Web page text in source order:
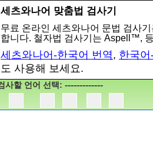
세츠와나어 맞춤법 검사기
무료 온라인 세츠와나어 문법 검사
합니다. 철자법 검사기는 Aspell™,
세츠와나어-한국어 번역, 한국
도 사용해 보세요.